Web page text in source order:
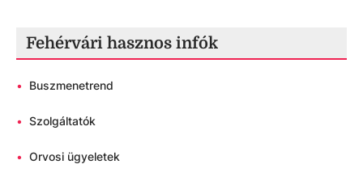
Fehérvári hasznos infók
• Buszmenetrend
• Szolgáltatók
• Orvosi ügyeletek